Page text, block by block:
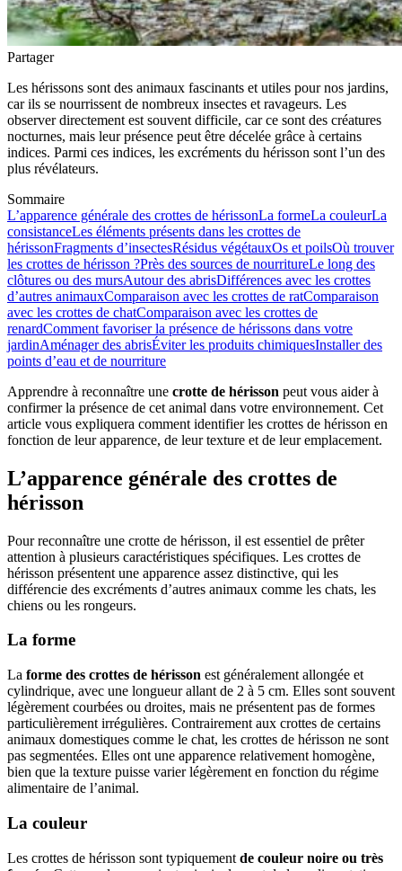
Partager
Les hérissons sont des animaux fascinants et utiles pour nos jardins,
car ils se nourrissent de nombreux insectes et ravageurs. Les
observer directement est souvent difficile, car ce sont des créatures
nocturnes, mais leur présence peut être décelée grâce à certains
indices. Parmi ces indices, les excréments du hérisson sont l’un des
plus révélateurs.
Sommaire
L’apparence générale des crottes de hérissonLa formeLa couleurLa
consistanceLes éléments présents dans les crottes de
hérissonFragments d’insectesRésidus végétauxOs et poilsOù trouver
les crottes de hérisson ?Près des sources de nourritureLe long des
clôtures ou des mursAutour des abrisDifférences avec les crottes
d’autres animauxComparaison avec les crottes de ratComparaison
avec les crottes de chatComparaison avec les crottes de
renardComment favoriser la présence de hérissons dans votre
jardinAménager des abrisÉviter les produits chimiquesInstaller des
points d’eau et de nourriture
Apprendre à reconnaître une crotte de hérisson peut vous aider à
confirmer la présence de cet animal dans votre environnement. Cet
article vous expliquera comment identifier les crottes de hérisson en
fonction de leur apparence, de leur texture et de leur emplacement.
L’apparence générale des crottes de
hérisson
Pour reconnaître une crotte de hérisson, il est essentiel de prêter
attention à plusieurs caractéristiques spécifiques. Les crottes de
hérisson présentent une apparence assez distinctive, qui les
différencie des excréments d’autres animaux comme les chats, les
chiens ou les rongeurs.
La forme
La forme des crottes de hérisson est généralement allongée et
cylindrique, avec une longueur allant de 2 à 5 cm. Elles sont souvent
légèrement courbées ou droites, mais ne présentent pas de formes
particulièrement irrégulières. Contrairement aux crottes de certains
animaux domestiques comme le chat, les crottes de hérisson ne sont
pas segmentées. Elles ont une apparence relativement homogène,
bien que la texture puisse varier légèrement en fonction du régime
alimentaire de l’animal.
La couleur
Les crottes de hérisson sont typiquement de couleur noire ou très